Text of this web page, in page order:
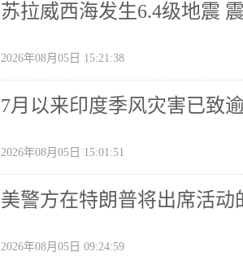
苏拉威西海发生6.4级地震
2026年08月05日 15:21:38
7月以来印度季风灾害已致
2026年08月05日 15:01:51
美警方在特朗普将出席活
2026年08月05日 09:24:59